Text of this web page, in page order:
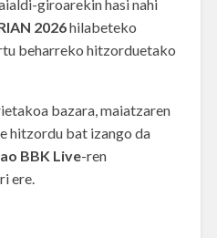
giroarekin hasi nahi
2026hilabeteko
beharreko hitzorduetako
bazara, maiatzaren
hitzordu bat izango da
BBK Live-ren
ere.